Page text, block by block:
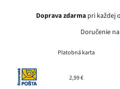
Doprava zdarma pri každej
Doručenie
Platobná karta
2,99 €